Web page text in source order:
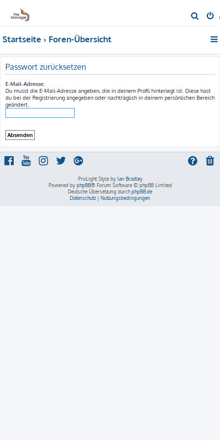
u
Startseite Foren-Übersicht
Passwort zurücksetzen
E-Mail-Adresse:
Du musst die E-Mail-Adresse angeben, die in deinem Profil hinterlegt ist. Diese hast
du bei der Registrierung angegeben oder nachträglich in deinem persönlichen Bereich
geändert.
ProLight Style by Ian Bradley
Powered by phpBB® Forum Software © phpBB Limited
Deutsche Übersetzung durch phpBB.de
Datenschutz | Nutzungsbedingungen